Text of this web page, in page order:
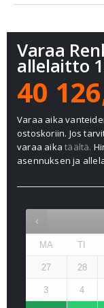
Varaa
allelaitto
40
Varaa aika
ostoskoriin. Jos
varaa aikatäältä.
asennuksen ja
MA TI
27 28
3 4